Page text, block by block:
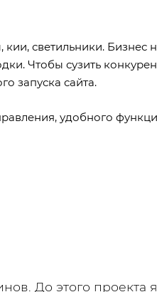
светильники. Бизнес
Чтобы сузить
запуска сайта.
удобного
До этого проекта